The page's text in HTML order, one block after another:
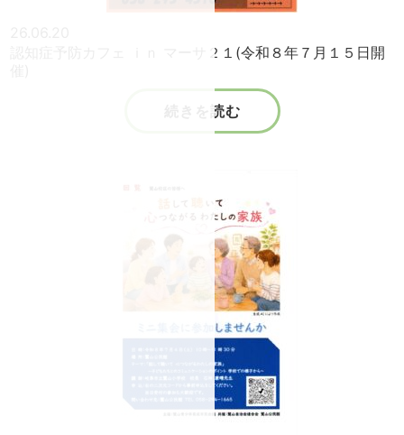
認知症予防カフェ ｉｎ マーサ２１(令和８年７月１５日開
続きを読む